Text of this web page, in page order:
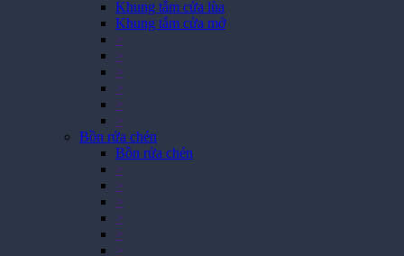
Khung tắm cửa lùa
Khung tắm cửa mở
>
>
>
>
>
>
Bồn rửa chén
Bồn rửa chén
>
>
>
>
>
>